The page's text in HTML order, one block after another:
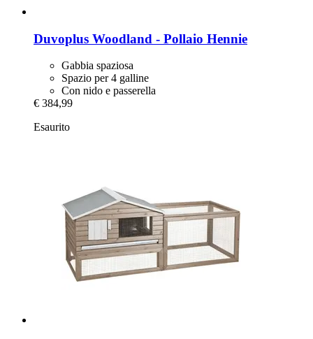
Duvoplus Woodland -​ Pollaio Hennie
Gabbia spaziosa
Spazio per 4 galline
Con nido e passerella
€ 384,99
Esaurito